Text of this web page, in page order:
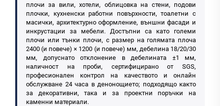
плочи за вили, хотели, облицовка на стени, подови
плочки, кухненски работни повърхности, тоалетни с
масички, архитектурно оформление, външни фасади и
инкрустации за мебели. Достъпни са като големи
плочи или тънки плочи, с размер на голямата плоча
2400 (и повече) × 1200 (и повече) мм, дебелина 18/20/30
мм, допуснато отклонение в дебелината ±1 мм,
наличност на проби, сертифицирано от SGS,
професионален контрол на качеството и онлайн
обслужване 24 часа в денонощието; подходящо както
за декоративни, така и за проектни поръчки на
каменни материали.